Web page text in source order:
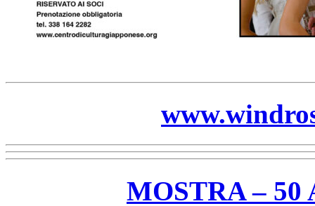
MOSTRA – 50